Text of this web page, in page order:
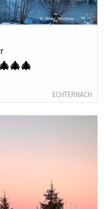
ECHTERNACH